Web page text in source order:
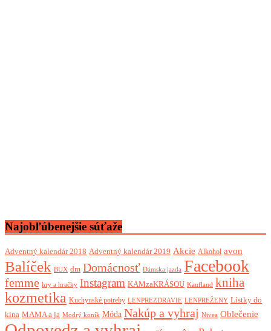
Najobľúbenejšie súťaže
Adventný kalendár 2018 Adventný kalendár 2019 Akcie Alkohol avon
Balíček BUX dm Domácnosť Dámska jazda Facebook
femme hry a hračky Instagram KAMzaKRÁSOU Kaufland kniha
kozmetika Kuchynské potreby LENPREZDRAVIE LENPREŽENY Lístky do
kina MAMA a ja Modrý koník Móda Nakúp a vyhraj Nivea Oblečenie